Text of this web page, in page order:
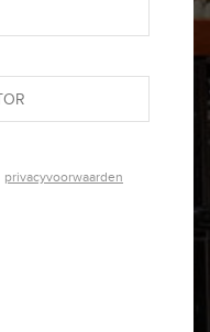
privacyvoorwaarden